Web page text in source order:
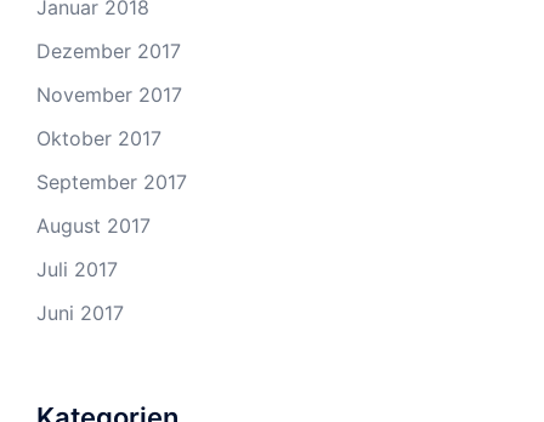
Januar 2018
Dezember 2017
November 2017
Oktober 2017
September 2017
August 2017
Juli 2017
Juni 2017